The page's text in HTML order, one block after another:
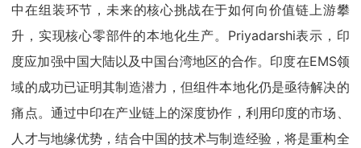
中在组装环节，未来的核心挑战在于如何向价值链上游攀
升，实现核心零部件的本地化生产。Priyadarshi表示，印
度应加强中国大陆以及中国台湾地区的合作。印度在EMS领
域的成功已证明其制造潜力，但组件本地化仍是亟待解决的
痛点。通过中印在产业链上的深度协作，利用印度的市场、
人才与地缘优势，结合中国的技术与制造经验，将是重构全